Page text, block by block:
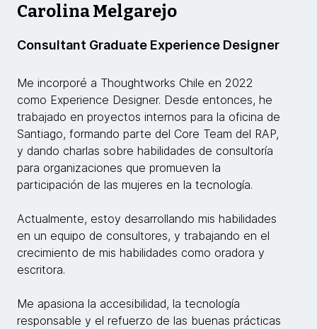
Carolina Melgarejo
Consultant Graduate Experience Designer
Me incorporé a Thoughtworks Chile en 2022
como Experience Designer. Desde entonces, he
trabajado en proyectos internos para la oficina de
Santiago, formando parte del Core Team del RAP,
y dando charlas sobre habilidades de consultoría
para organizaciones que promueven la
participación de las mujeres en la tecnología.
Actualmente, estoy desarrollando mis habilidades
en un equipo de consultores, y trabajando en el
crecimiento de mis habilidades como oradora y
escritora.
Me apasiona la accesibilidad, la tecnología
responsable y el refuerzo de las buenas prácticas